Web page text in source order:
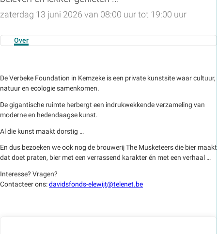
zaterdag 13 juni 2026 van 08:00 uur tot 19:00 uur
Over
De Verbeke Foundation in Kemzeke is een private kunstsite waar cultuur,
natuur en ecologie samenkomen.
De gigantische ruimte herbergt een indrukwekkende verzameling van
moderne en hedendaagse kunst.
Al die kunst maakt dorstig …
En dus bezoeken we ook nog de brouwerij The Musketeers die bier maakt
dat doet praten, bier met een verrassend karakter én met een verhaal …
Interesse? Vragen?
Contacteer ons:davidsfonds-elewijt@telenet.be